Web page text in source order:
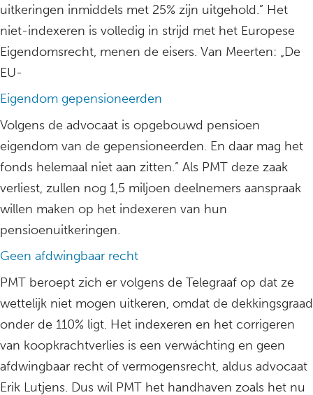
uitkeringen inmiddels met 25% zijn uitgehold.” Het
niet-indexeren is volledig in strijd met het Europese
Eigendomsrecht, menen de eisers. Van Meerten: „De
EU-
Eigendom gepensioneerden
Volgens de advocaat is opgebouwd pensioen
eigendom van de gepensioneerden. En daar mag het
fonds helemaal niet aan zitten.” Als PMT deze zaak
verliest, zullen nog 1,5 miljoen deelnemers aanspraak
willen maken op het indexeren van hun
pensioenuitkeringen.
Geen afdwingbaar recht
PMT beroept zich er volgens de Telegraaf op dat ze
wettelijk niet mogen uitkeren, omdat de dekkingsgraad
onder de 110% ligt. Het indexeren en het corrigeren
van koopkrachtverlies is een verwáchting en geen
afdwingbaar recht of vermogensrecht, aldus advocaat
Erik Lutjens. Dus wil PMT het handhaven zoals het nu